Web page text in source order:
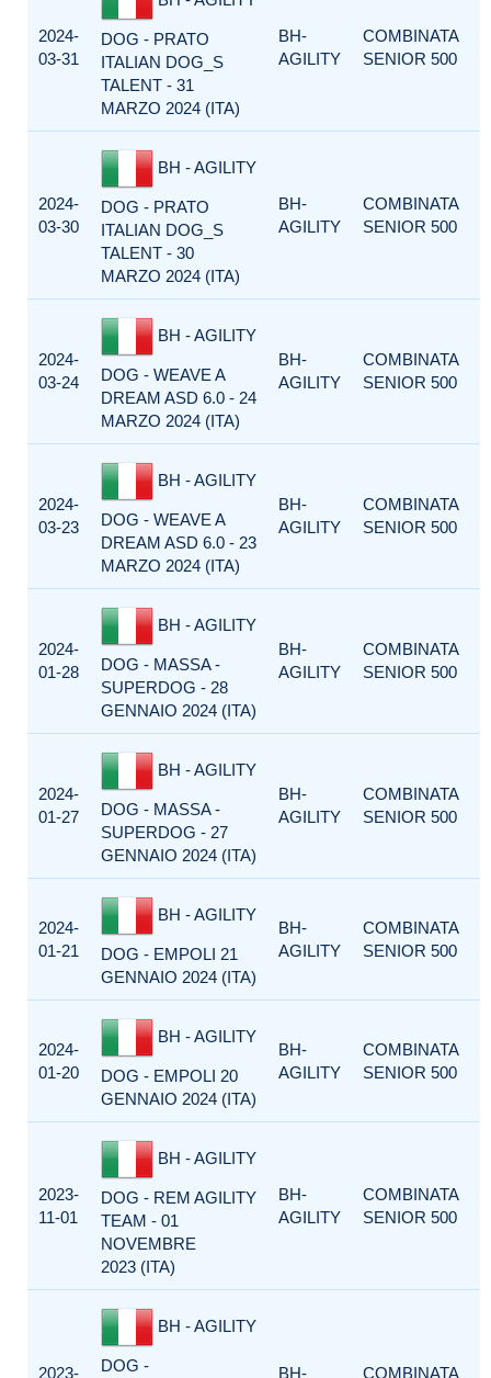
2024-
03-31
DOG - PRATO
ITALIAN DOG_S
TALENT - 31
MARZO 2024 (ITA)
BH-
AGILITY
COMBINATA
SENIOR 500
2024-
03-30
BH - AGILITY
DOG - PRATO
ITALIAN DOG_S
TALENT - 30
MARZO 2024 (ITA)
BH-
AGILITY
COMBINATA
SENIOR 500
2024-
03-24
BH - AGILITY
DOG - WEAVE A
DREAM ASD 6.0 - 24
MARZO 2024 (ITA)
BH-
AGILITY
COMBINATA
SENIOR 500
2024-
03-23
BH - AGILITY
DOG - WEAVE A
DREAM ASD 6.0 - 23
MARZO 2024 (ITA)
BH-
AGILITY
COMBINATA
SENIOR 500
2024-
01-28
BH - AGILITY
DOG - MASSA -
SUPERDOG - 28
GENNAIO 2024 (ITA)
BH-
AGILITY
COMBINATA
SENIOR 500
2024-
01-27
BH - AGILITY
DOG - MASSA -
SUPERDOG - 27
GENNAIO 2024 (ITA)
BH-
AGILITY
COMBINATA
SENIOR 500
2024-
01-21
BH - AGILITY
DOG - EMPOLI 21
GENNAIO 2024 (ITA)
BH-
AGILITY
COMBINATA
SENIOR 500
2024-
01-20
BH - AGILITY
DOG - EMPOLI 20
GENNAIO 2024 (ITA)
BH-
AGILITY
COMBINATA
SENIOR 500
2023-
11-01
BH - AGILITY
DOG - REM AGILITY
TEAM - 01
NOVEMBRE
2023 (ITA)
BH-
AGILITY
COMBINATA
SENIOR 500
2023-
BH - AGILITY
DOG -
BH-
COMBINATA